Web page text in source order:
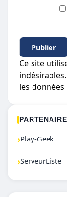
Ce site
indésirables.
les
PARTENAIRE
›Play-Geek
›ServeurListe